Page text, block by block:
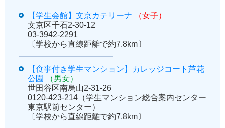
【学生会館】文京カテリーナ
（女子）
文京区千石2-30-12
03-3942-2291
〔学校から直線距離で約7.8km〕
【食事付き学生マンション】カレッジコート芦花
公園
（男女）
世田谷区南烏山2-31-26
0120-423-214（学生マンション総合案内センター
東京駅前センター）
〔学校から直線距離で約7.8km〕